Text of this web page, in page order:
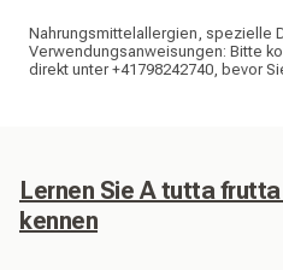
Nahrungsmittelallergien, spezielle
Verwendungsanweisungen: Bitte
direkt unter +41798242740, bevor
Lernen Sie A tutta
kennen